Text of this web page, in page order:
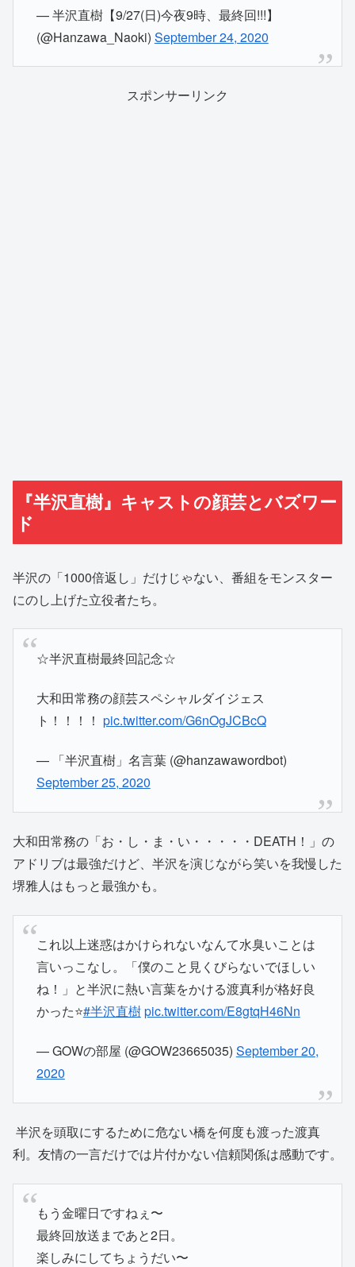
— 半沢直樹【9/27(日)今夜9時、最終回!!!】
(@Hanzawa_Naoki) September 24, 2020
スポンサーリンク
『半沢直樹』キャストの顔芸とバズワー
ド
半沢の「1000倍返し」だけじゃない、番組をモンスター
にのし上げた立役者たち。
☆半沢直樹最終回記念☆
大和田常務の顔芸スペシャルダイジェス
ト！！！！ pic.twitter.com/G6nOgJCBcQ
— 「半沢直樹」名言葉 (@hanzawawordbot)
September 25, 2020
大和田常務の「お・し・ま・い・・・・・DEATH！」の
アドリブは最強だけど、半沢を演じながら笑いを我慢した
堺雅人はもっと最強かも。
これ以上迷惑はかけられないなんて水臭いことは
言いっこなし。「僕のこと見くびらないでほしい
ね！」と半沢に熱い言葉をかける渡真利が格好良
かった⭐️#半沢直樹pic.twitter.com/E8gtqH46Nn
— GOWの部屋 (@GOW23665035) September 20,
2020
半沢を頭取にするために危ない橋を何度も渡った渡真
利。友情の一言だけでは片付かない信頼関係は感動です。
もう金曜日ですねぇ〜
最終回放送まであと2日。
楽しみにしてちょうだい〜